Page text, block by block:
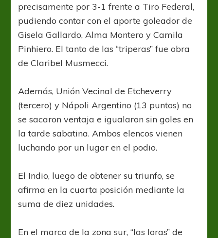
precisamente por 3-1 frente a Tiro Federal,
pudiendo contar con el aporte goleador de
Gisela Gallardo, Alma Montero y Camila
Pinhiero. El tanto de las “triperas” fue obra
de Claribel Musmecci.
Además, Unión Vecinal de Etcheverry
(tercero) y Nápoli Argentino (13 puntos) no
se sacaron ventaja e igualaron sin goles en
la tarde sabatina. Ambos elencos vienen
luchando por un lugar en el podio.
El Indio, luego de obtener su triunfo, se
afirma en la cuarta posición mediante la
suma de diez unidades.
En el marco de la zona sur, “las loras” de